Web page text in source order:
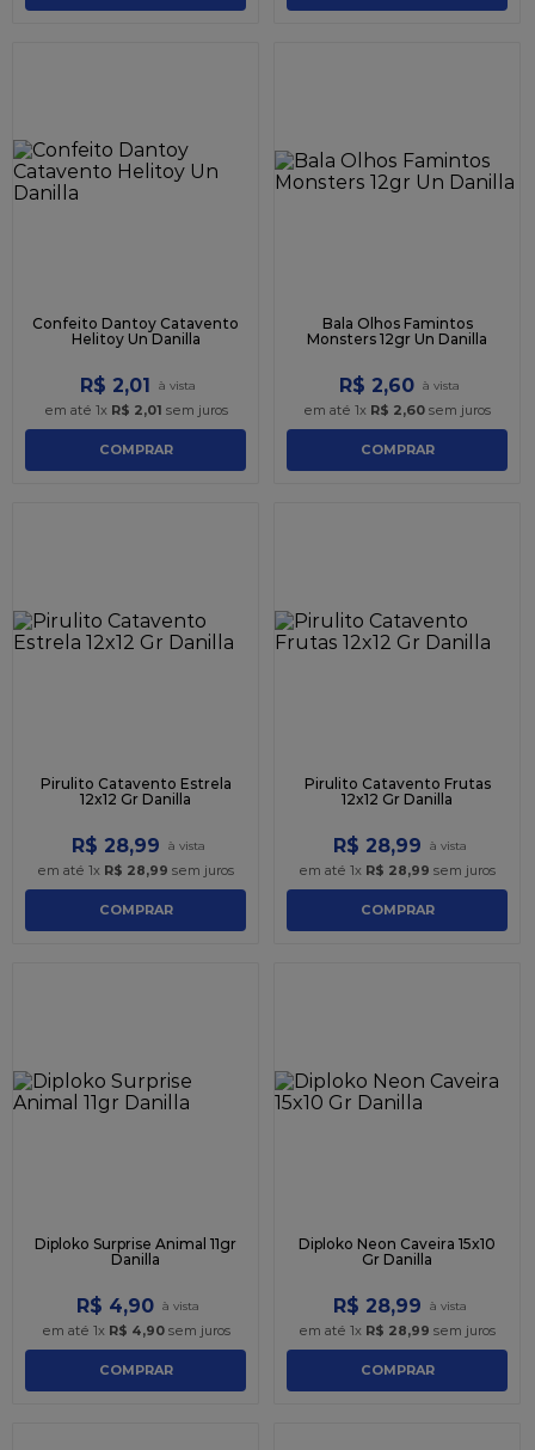
Confeito Dantoy Catavento
Helitoy Un Danilla
R$ 2,01
em até 1x R$ 2,01 sem juros
COMPRAR
Bala Olhos Famintos
Monsters 12gr Un Danilla
R$ 2,60
em até 1x R$ 2,60 sem juros
COMPRAR
Pirulito Catavento Estrela
12x12 Gr Danilla
R$ 28,99
em até 1x R$ 28,99 sem juros
COMPRAR
Pirulito Catavento Frutas
12x12 Gr Danilla
R$ 28,99
em até 1x R$ 28,99 sem juros
COMPRAR
Diploko Surprise Animal 11gr
Danilla
R$ 4,90
em até 1x R$ 4,90sem juros
COMPRAR
Diploko Neon Caveira 15x10
Gr Danilla
R$ 28,99
em até 1x R$ 28,99 sem juros
COMPRAR